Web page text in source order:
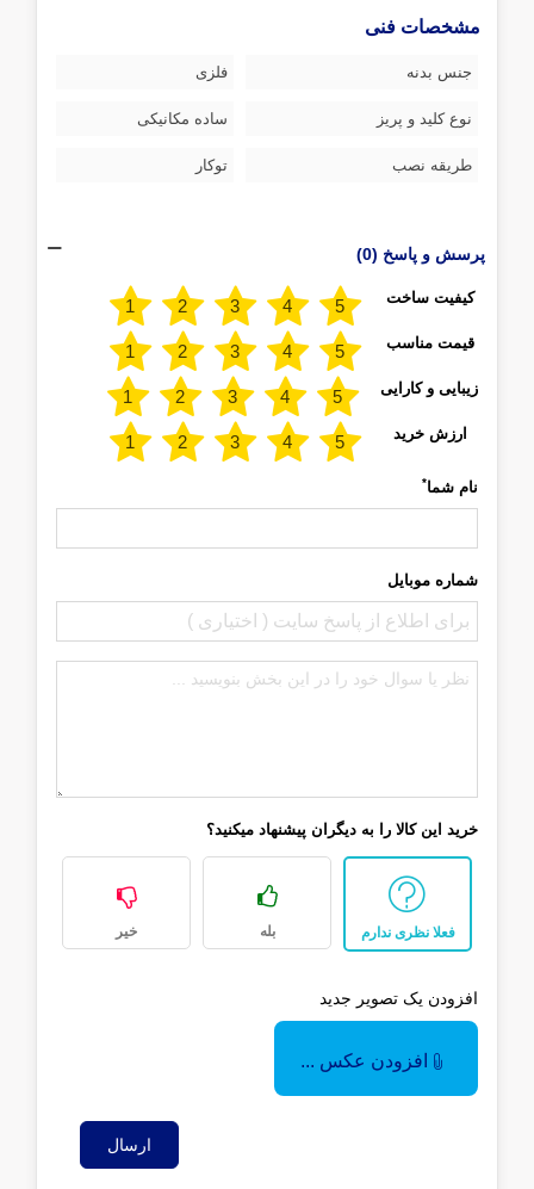
مشخصات فنی
جنس بدنه فلزی
نوع کلید و پریز ساده مکانیکی
طریقه نصب توکار
پرسش و پاسخ (0)
کیفیت ساخت
قیمت مناسب
زیبایی و کارایی
ارزش خرید
نام شما*
شماره موبایل
خرید این کالا را به دیگران پیشنهاد میکنید؟
فعلا نظری ندارم بله خیر
افزودن یک تصویر جدید
افزودن عکس ...
ارسال